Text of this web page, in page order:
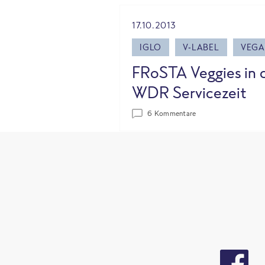
17.10.2013
IGLO
V-LABEL
FRoSTA Veggies in
WDR Servicezeit
6 Kommentare